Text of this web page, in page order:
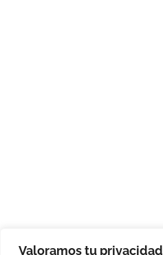
Valoramos tu privacidad